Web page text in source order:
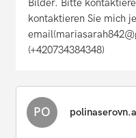
Bilder. Bitte
kontaktieren Sie mich
(+420734384348)
PO